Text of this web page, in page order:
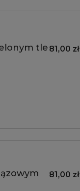
tle 81,00 zł
81,00 zł